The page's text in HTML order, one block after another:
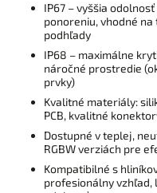
IP67 – vyššia
ponoreniu, vhodné
podhľady
IP68 – maximálne
náročné prostredie
prvky)
Kvalitné materiály:
PCB, kvalitné
Dostupné v teplej,
RGBW verziách pre
Kompatibilné s
profesionálny vzhľad,